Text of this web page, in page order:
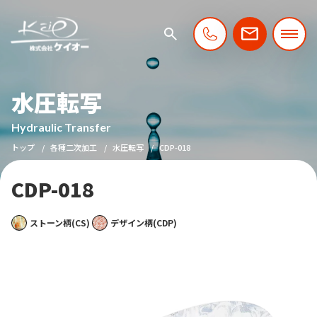
水圧転写
Hydraulic Transfer
トップ 各種二次加工 水圧転写 CDP-018
CDP-018
ストーン柄(CS) デザイン柄(CDP)